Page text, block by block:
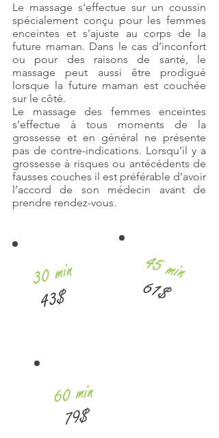
Le massage s'effectue sur un coussin
spécialement conçu pour les femmes
enceintes et s'ajuste au corps de la
future maman. Dans le cas d’inconfort
ou pour des raisons de santé, le
massage peut aussi être prodigué
lorsque la future maman est couchée
sur le côté.
Le massage des femmes enceintes
s’effectue à tous moments de la
grossesse et en général ne présente
pas de contre-indications. Lorsqu’il y a
grossesse à risques ou antécédents de
fausses couches il est préférable d’avoir
l’accord de son médecin avant de
prendre rendez-vous.
30 min
43$
45 min
61$
60 min
79$